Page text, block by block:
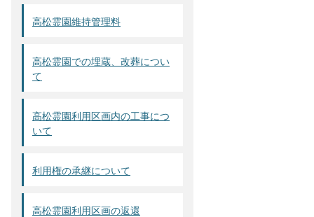
高松霊園維持管理料
高松霊園での埋蔵、改葬につい
て
高松霊園利用区画内の工事につ
いて
利用権の承継について
高松霊園利用区画の返還